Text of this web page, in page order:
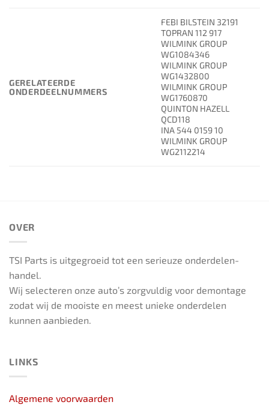
GERELATEERDE
ONDERDEELNUMMERS
FEBI BILSTEIN 32191
TOPRAN 112 917
WILMINK GROUP
WG1084346
WILMINK GROUP
WG1432800
WILMINK GROUP
WG1760870
QUINTON HAZELL
QCD118
INA 544 0159 10
WILMINK GROUP
WG2112214
OVER
TSI Parts is uitgegroeid tot een serieuze onderdelen-
handel.
Wij selecteren onze auto’s zorgvuldig voor demontage
zodat wij de mooiste en meest unieke onderdelen
kunnen aanbieden.
LINKS
Algemene voorwaarden